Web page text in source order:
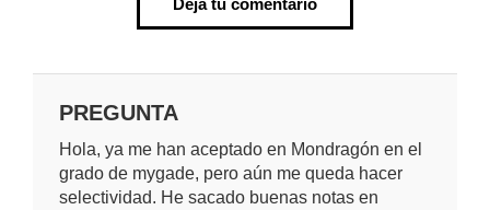
Deja tu comentario
PREGUNTA
Hola, ya me han aceptado en Mondragón en el
grado de mygade, pero aún me queda hacer
selectividad. He sacado buenas notas en